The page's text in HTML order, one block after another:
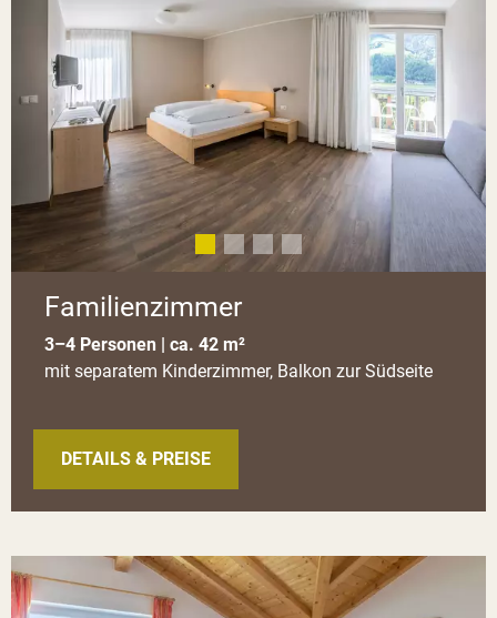
Familienzimmer
3–4 Personen | ca. 42 m²
mit separatem Kinderzimmer, Balkon zur Südseite
DETAILS & PREISE